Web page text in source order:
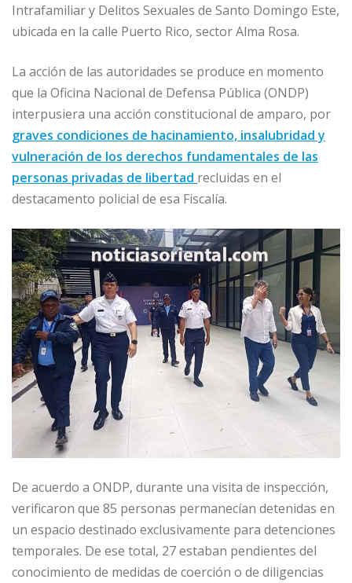
Intrafamiliar y Delitos Sexuales de Santo Domingo Este,
ubicada en la calle Puerto Rico, sector Alma Rosa.
La acción de las autoridades se produce en momento
que la Oficina Nacional de Defensa Pública (ONDP)
interpusiera una acción constitucional de amparo, por
graves condiciones de hacinamiento, insalubridad y
vulneración de los derechos fundamentales de las
personas privadas de libertad recluidas en el
destacamento policial de esa Fiscalía.
De acuerdo a ONDP, durante una visita de inspección,
verificaron que 85 personas permanecían detenidas en
un espacio destinado exclusivamente para detenciones
temporales. De ese total, 27 estaban pendientes del
conocimiento de medidas de coerción o de diligencias